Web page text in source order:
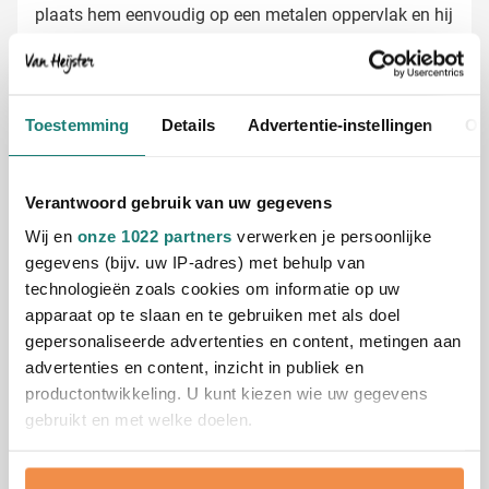
Toestemming Details Advertentie-instellingen
Verantwoord gebruik van uw gegevens
Wij en onze 1022 partners verwerken je persoonlijke
gegevens (bijv. uw IP-adres) met behulp van
technologieën zoals cookies om informatie op uw
apparaat op te slaan en te gebruiken met als doel
gepersonaliseerde advertenties en content, metingen aan
advertenties en content, inzicht in publiek en
productontwikkeling. U kunt kiezen wie uw gegevens
gebruikt en met welke doelen.
Als u het toestaat, willen we ook graag:
plaats hem eenvoudig op een metalen oppervlak en hij
zichtbaar op kantoor, in vergaderruimtes of zelfs thuis
bovendien meer ruimte voor een pakkende boodschap
jouw logo
Bij Van Heijster Relatiegeschenken maken we van
bedrukking:
Met je bedrijfslogo in full color
Met een pakkende tekst of slogan
Met verschillende afbeeldingen mogelijk voor
variatie
Gratis digitaal voorbeeld van je bedrukte
Button Magneet
Benieuwd hoe jouw ontwerp eruitziet op onze Button
Magneet? Vraag een gratis digitaal voorbeeld aan en